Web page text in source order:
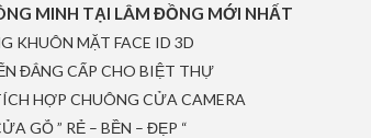
MINH TẠI LÂM ĐỒNG MỚI NHẤT
KHUÔN MẶT FACE ID 3D
ĐẲNG CẤP CHO BIỆT THỰ
HỢP CHUÔNG CỬA CAMERA
GỖ ” RẺ – BỀN – ĐẸP “